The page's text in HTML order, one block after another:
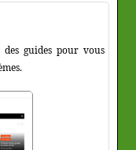
des guides pour vous